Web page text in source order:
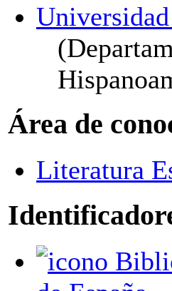
Área de
Literatura